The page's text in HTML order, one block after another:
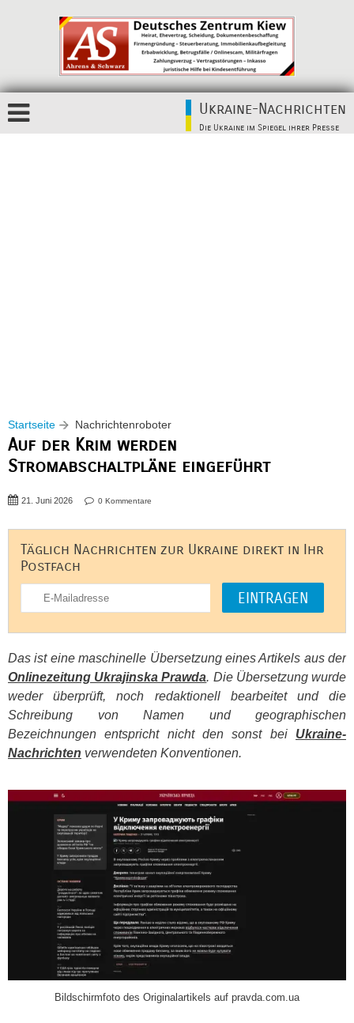
Ukraine-Nachrichten
Die Ukraine im Spiegel ihrer Presse
Startseite Nachrichtenroboter
Auf der Krim werden
Stromabschaltpläne eingeführt
21. Juni 2026 0 Kommentare
Täglich Nachrichten zur Ukraine direkt in Ihr
Postfach
Das ist eine maschinelle Übersetzung eines Artikels aus der
Onlinezeitung Ukrajinska Prawda. Die Übersetzung wurde
weder überprüft, noch redaktionell bearbeitet und die
Schreibung von Namen und geographischen
Bezeichnungen entspricht nicht den sonst bei Ukraine-
Nachrichten verwendeten Konventionen.
Bildschirmfoto des Originalartikels auf pravda.com.ua